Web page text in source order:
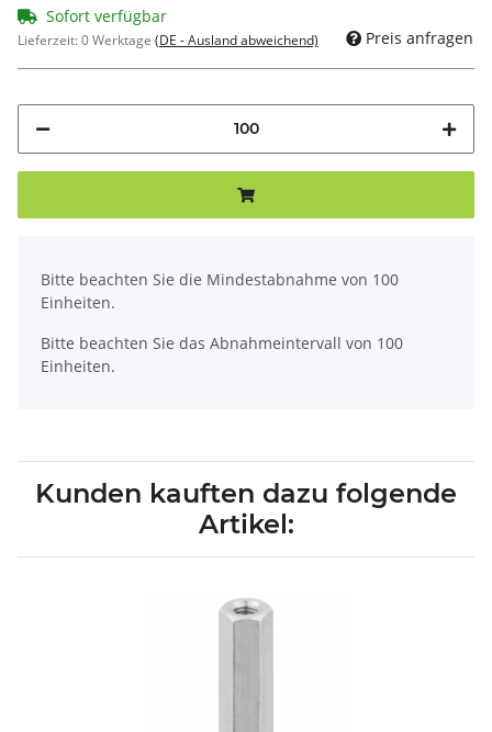
Sofort verfügbar
Lieferzeit:0 Werktage (DE - Ausland abweichend) Preis anfragen
Bitte beachten Sie die Mindestabnahme von 100
Einheiten.
Bitte beachten Sie das Abnahmeintervall von 100
Einheiten.
Kunden kauften dazu folgende
Artikel: